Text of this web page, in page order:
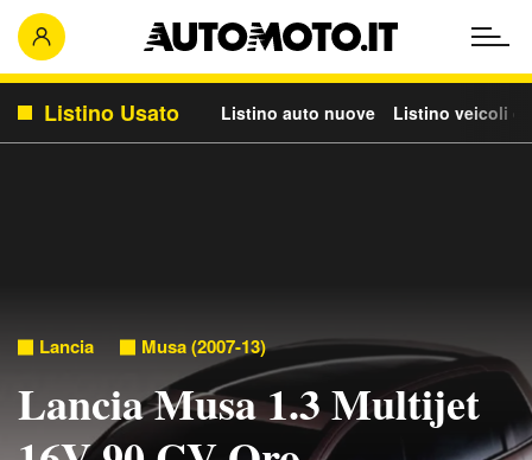
Listino Usato Listino auto nuove Listino veicoli
Lancia Musa (2007-13)
Lancia Musa 1.3 Multijet